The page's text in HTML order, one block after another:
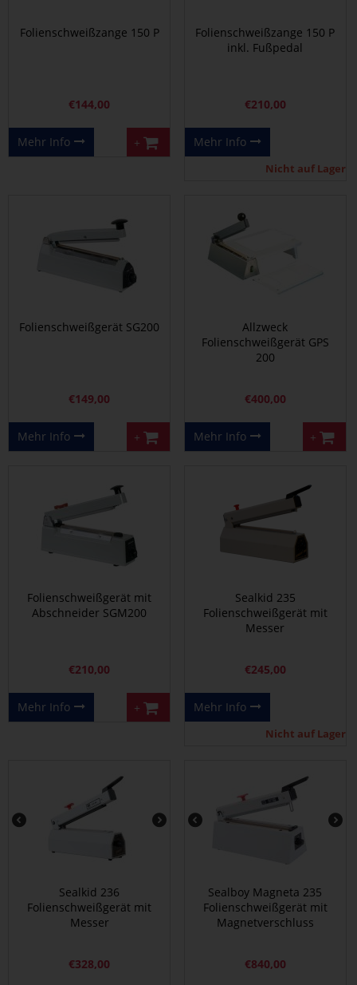
Folienschweißzange 150 P
€144,00
Mehr Info +
Folienschweißzange 150 P
inkl. Fußpedal
€210,00
Mehr Info
Nicht auf Lager
Folienschweißgerät SG200
€149,00
Mehr Info +
Allzweck
Folienschweißgerät GPS
200
€400,00
Mehr Info +
Folienschweißgerät mit
Abschneider SGM200
€210,00
Mehr Info +
Sealkid 235
Folienschweißgerät mit
Messer
€245,00
Mehr Info
Nicht auf Lager
Sealkid 236
Folienschweißgerät mit
Messer
€328,00
Sealboy Magneta 235
Folienschweißgerät mit
Magnetverschluss
€840,00